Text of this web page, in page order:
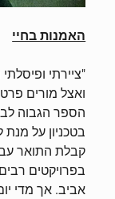
האמנות בחיי
"ציירתי
ואצל מורים
הספר הגבוה
בטכניון על
קבלת התואר
בפרויקטים
אביב. אך מדי